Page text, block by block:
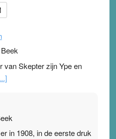
van Skepter zijn Ype en
in 1908, in de eerste druk